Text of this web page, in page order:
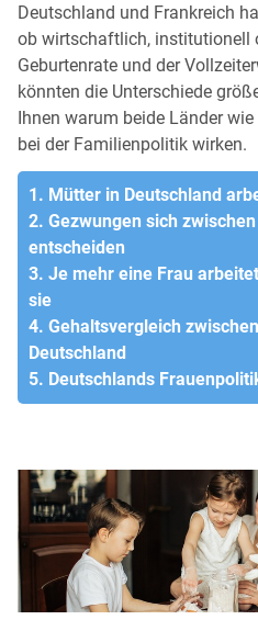
Deutschland und Frankreich
ob wirtschaftlich, institutionell
Geburtenrate und der
könnten die Unterschiede
Ihnen warum beide Länder
bei der Familienpolitik wirken.
1. Mütter in Deutschland
2. Gezwungen sich
entscheiden
3. Je mehr eine Frau
sie
4. Gehaltsvergleich
Deutschland
5. Deutschlands